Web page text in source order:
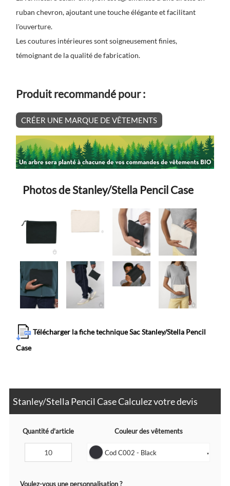
ruban chevron, ajoutant une touche élégante et facilitant
l'ouverture.
Les coutures intérieures sont soigneusement finies,
témoignant de la qualité de fabrication.
Produit recommandé pour :
CRÉER UNE MARQUE DE VÊTEMENTS
Photos de Stanley/Stella Pencil Case
Télécharger la fiche technique Sac Stanley/Stella Pencil
Case
Stanley/Stella Pencil Case Calculez votre devis
Quantité d'article Couleur des vêtements
Cod C002 - Black ▼
Voulez-vous une personnalisation ?